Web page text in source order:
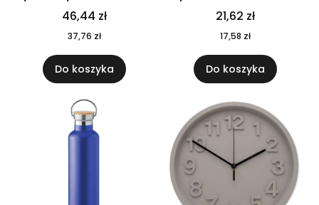
nierdzewnej
pochodzącej z
recyklingu 520 ml 94294
46,44 zł
37,76 zł
Do koszyka
MO6282-40
21,62 zł
17,58 zł
Do koszyka